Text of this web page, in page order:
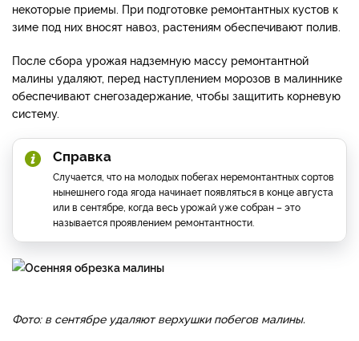
некоторые приемы. При подготовке ремонтантных кустов к
зиме под них вносят навоз, растениям обеспечивают полив.
После сбора урожая надземную массу ремонтантной
малины удаляют, перед наступлением морозов в малиннике
обеспечивают снегозадержание, чтобы защитить корневую
систему.
Справка
Случается, что на молодых побегах неремонтантных сортов
нынешнего года ягода начинает появляться в конце августа
или в сентябре, когда весь урожай уже собран – это
называется проявлением ремонтантности.
Фото: в сентябре удаляют верхушки побегов малины.